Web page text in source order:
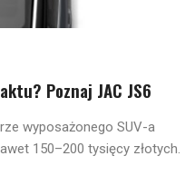
Poznaj JAC JS6
wyposażonego SUV-a
150–200 tysięcy złotych.